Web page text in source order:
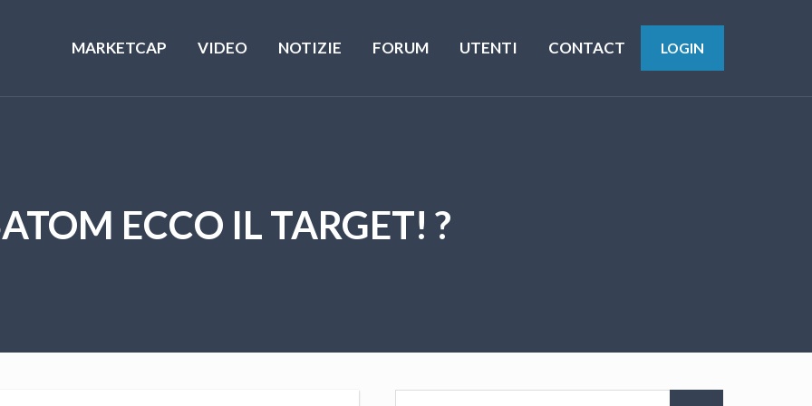
MARKETCAP VIDEO NOTIZIE FORUM UTENTI CONTACT LOGIN
ECCO IL TARGET! ?